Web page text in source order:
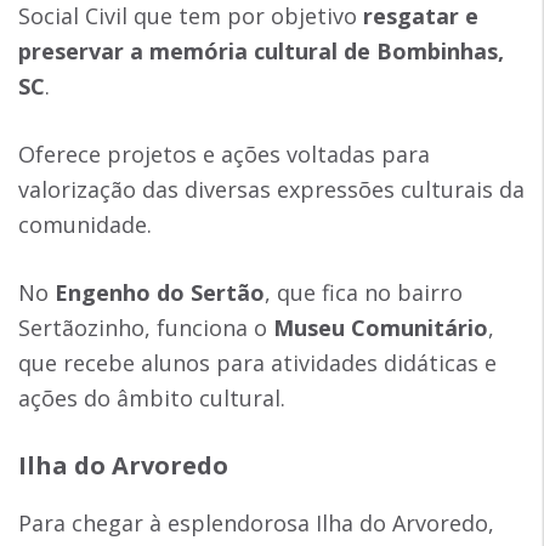
Social Civil que tem por objetivo resgatar e
preservar a memória cultural de Bombinhas,
SC.
Oferece projetos e ações voltadas para
valorização das diversas expressões culturais da
comunidade.
No Engenho do Sertão, que fica no bairro
Sertãozinho, funciona o Museu Comunitário,
que recebe alunos para atividades didáticas e
ações do âmbito cultural.
Ilha do Arvoredo
Para chegar à esplendorosa Ilha do Arvoredo,